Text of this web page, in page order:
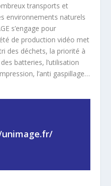
transports et
environnements naturels
s’engage pour
de production vidéo met
des déchets, la priorité à
batteries, l’utilisation
l’anti gaspillage…